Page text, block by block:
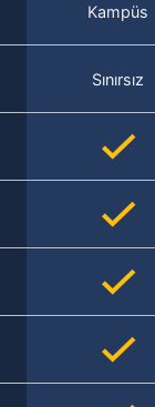
Kampüs
Sınırsız